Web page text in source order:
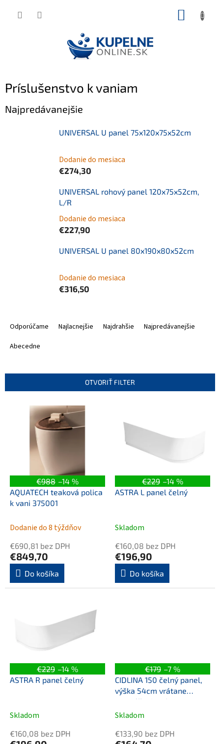
Príslušenstvo k vaniam
Najpredávanejšie
UNIVERSAL U panel 75x120x75x52cm
Dodanie do mesiaca
€274,30
UNIVERSAL rohový panel 120x75x52cm,
L/R
Dodanie do mesiaca
€227,90
UNIVERSAL U panel 80x190x80x52cm
Dodanie do mesiaca
€316,50
p
Odporúčame Najlacnejšie Najdrahšie
Najpredávanejšie
Abecedne
OTVORIŤ FILTER
€988 –14 %
AQUATECH teaková polica
k vani 375001
Dodanie do 8 týždňov
€690,81 bez DPH
€849,70
Do košíka
€229 –14 %
ASTRA L panel čelný
Skladom
€160,08 bez DPH
€196,90
Do košíka
€229 –14 %
ASTRA R panel čelný
Skladom
€160,08 bez DPH
€179 –7 %
CIDLINA 150 čelný panel,
výška 54cm vrátane
montážnej sady,
levý/pravý
Skladom
€133,90 bez DPH